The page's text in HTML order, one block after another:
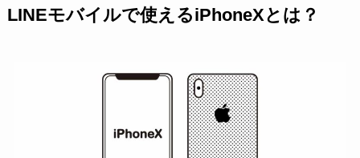
LINEモバイルで使えるiPhoneXとは？